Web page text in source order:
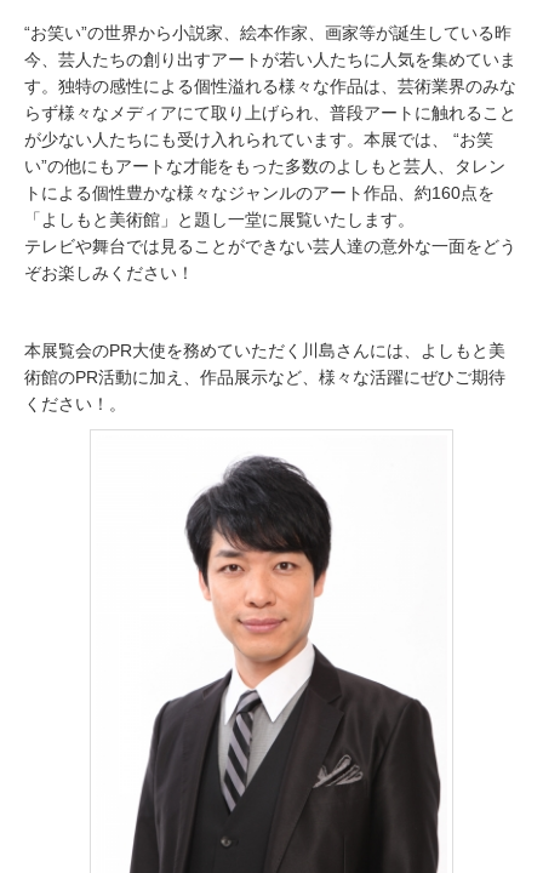
“お笑い”の世界から小説家、絵本作家、画家等が誕生している昨
今、芸人たちの創り出すアートが若い人たちに人気を集めていま
す。独特の感性による個性溢れる様々な作品は、芸術業界のみな
らず様々なメディアにて取り上げられ、普段アートに触れること
が少ない人たちにも受け入れられています。本展では、 “お笑
い”の他にもアートな才能をもった多数のよしもと芸人、タレン
トによる個性豊かな様々なジャンルのアート作品、約160点を
「よしもと美術館」と題し一堂に展覧いたします。
テレビや舞台では見ることができない芸人達の意外な一面をどう
ぞお楽しみください！
本展覧会のPR大使を務めていただく川島さんには、よしもと美
術館のPR活動に加え、作品展示など、様々な活躍にぜひご期待
ください！。